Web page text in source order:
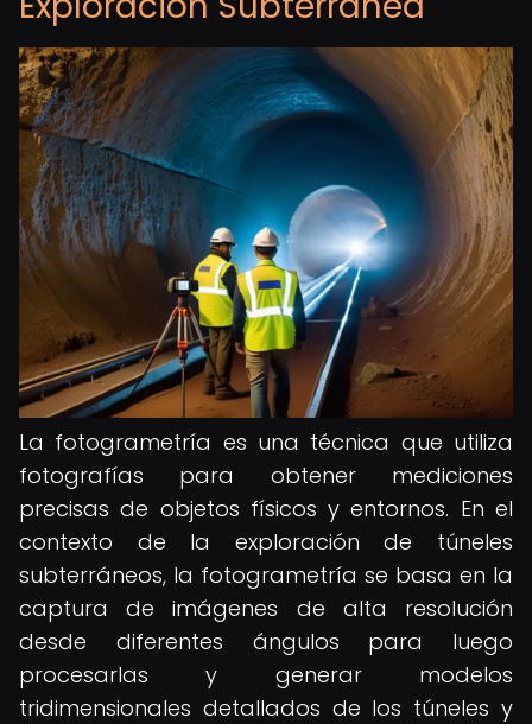
La fotogrametría es una técnica que utiliza
fotografías para obtener mediciones
precisas de objetos físicos y entornos. En el
contexto de la exploración de túneles
subterráneos, la fotogrametría se basa en la
captura de imágenes de alta resolución
desde diferentes ángulos para luego
procesarlas y generar modelos
tridimensionales detallados de los túneles y